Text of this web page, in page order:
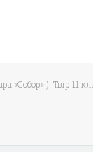
«Собор» ). Твір 11